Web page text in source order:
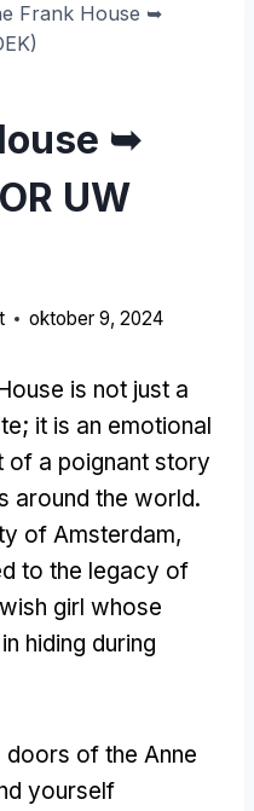
Frank House ➥
➥
UW
oktober 9, 2024
is not just a
; it is an emotional
of a poignant story
around the world.
of Amsterdam,
to the legacy of
girl whose
hiding during
of the Anne
yourself